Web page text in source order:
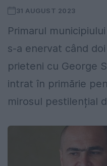
31 AUGUST 2023
Primarul
s-a enervat când
prieteni cu George
intrat în primărie
mirosul pestilențial